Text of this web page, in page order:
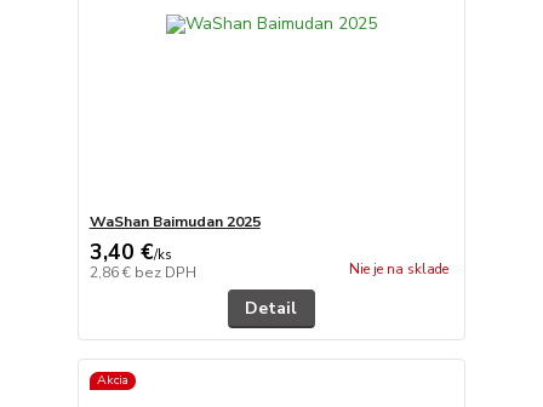
WaShan Baimudan 2025
3,40 €/ks
2,86 € bez DPH Nie je na sklade
Detail
Akcia